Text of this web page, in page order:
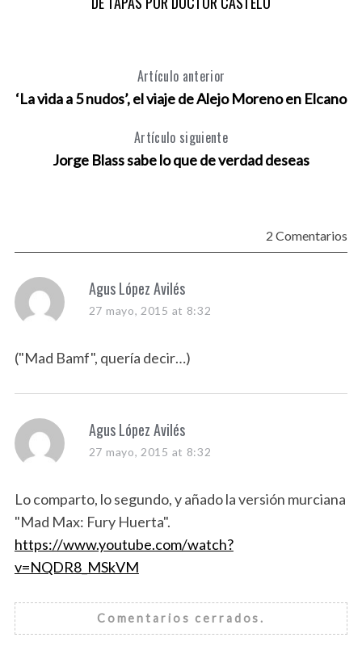
Artículo anterior
‘La vida a 5 nudos’, el viaje de Alejo Moreno en Elcano
Artículo siguiente
Jorge Blass sabe lo que de verdad deseas
2 Comentarios
s
a
s
Agus López Avilés
27 mayo, 2015 at 8:32
("Mad Bamf", quería decir…)
s
a
s
:
Agus López Avilés
27 mayo, 2015 at 8:32
Lo comparto, lo segundo, y añado la versión murciana
"Mad Max: Fury Huerta".
https://www.youtube.com/watch?
v=NQDR8_MSkVM
Comentarios cerrados.